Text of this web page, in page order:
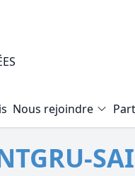
Nous rejoindre